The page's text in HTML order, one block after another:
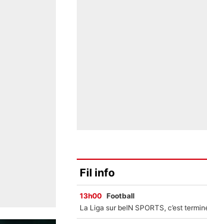
Fil info
13h00 Football